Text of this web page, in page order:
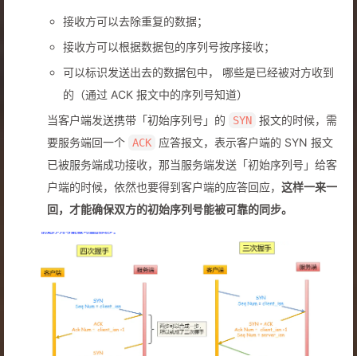
接收方可以去除重复的数据；
接收方可以根据数据包的序列号按序接收；
可以标识发送出去的数据包中， 哪些是已经被对方收到
的（通过 ACK 报文中的序列号知道）
当客户端发送携带「初始序列号」的
SYN 报文的时候，需
要服务端回一个 ACK
应答报文，表示客户端的 SYN 报文
已被服务端成功接收，那当服务端发送「初始序列号」给客
户端的时候，依然也要得到客户端的应答回应， 这样一来一
回，才能确保双方的初始序列号能被可靠的同步。